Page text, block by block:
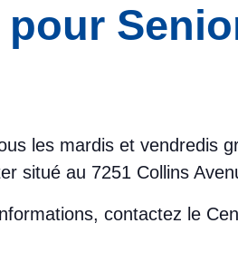
les mardis et vendredis
situé au 7251 Collins
contactez le